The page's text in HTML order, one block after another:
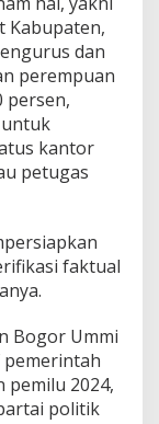
Kabupaten,
dan
perempuan
persen,
kantor
petugas
faktual
Bogor Ummi
pemilu 2024,
politik